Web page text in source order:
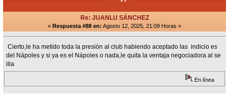
Re: JUANLU SÁNCHEZ
« Respuesta #88 en: Agosto 12, 2025, 21:09 Horas »
Cierto,le ha metido toda la presión al club habiendo aceptado las indicio es
del Nápoles y si ya es el Nápoles o nada,le quita la ventaja negociadora al se
illa
En línea